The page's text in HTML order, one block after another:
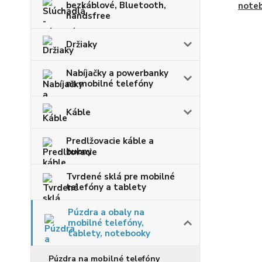
bezkáblové, Bluetooth,
handsfree
Držiaky
Nabíjačky a powerbanky
na mobilné telefóny
Káble
Predlžovacie káble a
bubny
Tvrdené sklá pre mobilné
telefóny a tablety
Púzdra a obaly na
mobilné telefóny,
tablety, notebooky
Púzdra na mobilné telefóny